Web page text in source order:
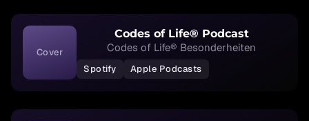
Cover
Codes of Life® Podcast
Codes of Life® Besonderheiten
Spotify Apple Podcasts